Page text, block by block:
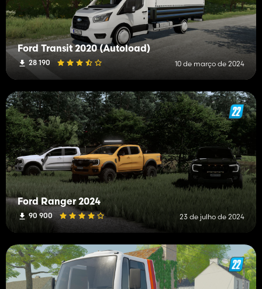
Ford Transit 2020 (Autoload)
28 190 10 de março de 2024
Ford Ranger 2024
90 900 23 de julho de 2024